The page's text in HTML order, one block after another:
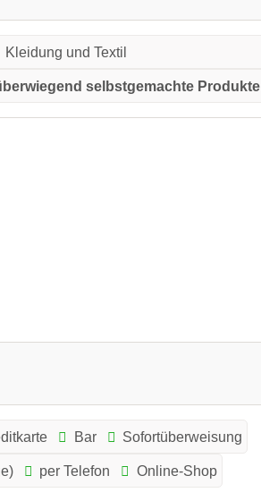
Kleidung und Textil
selbstgemachte Produkte
Bar Sofortüberweisung
per Telefon Online-Shop